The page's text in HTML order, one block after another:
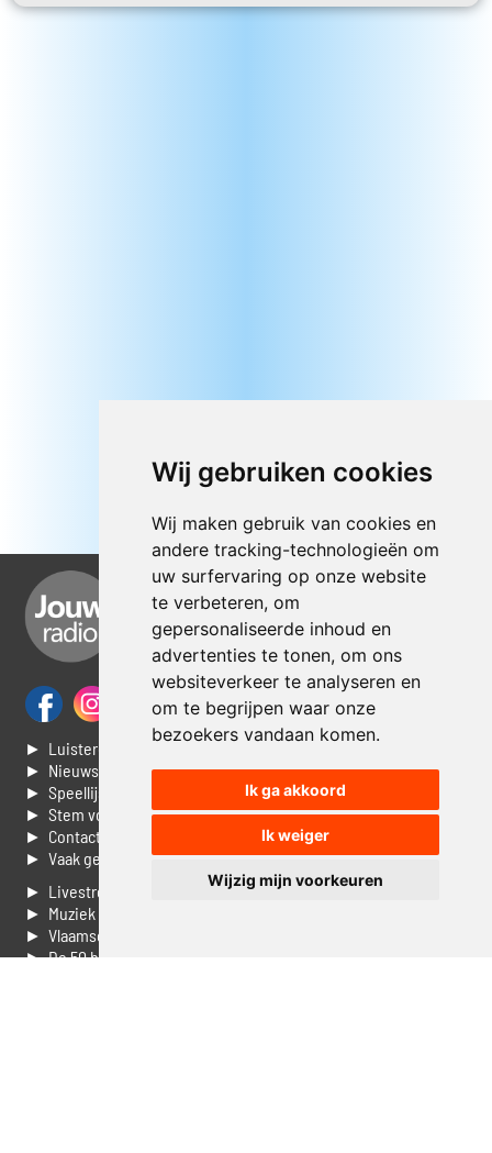
Wij gebruiken cookies
Wij maken gebruik van cookies en
andere tracking-technologieën om
uw surfervaring op onze website
te verbeteren, om
gepersonaliseerde inhoud en
advertenties te tonen, om ons
websiteverkeer te analyseren en
om te begrijpen waar onze
bezoekers vandaan komen.
Ik ga akkoord
Ik weiger
Wijzig mijn voorkeuren
► Luisteren naar Jouwradio
► Nieuws
► Speellijst
► Stem voor de Dag top 3
► Contacteer ons
► Vaak gestelde vragen
► Livestream informatie
► Muziek opzoeken
► Vlaamse 100 Aller tijden
► De 50 beste van...